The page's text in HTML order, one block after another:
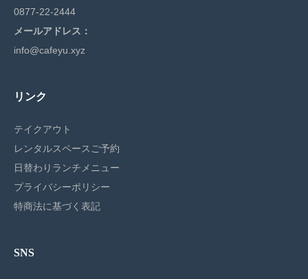
0877-22-2444
メールアドレス：
info@cafeyu.xyz
リンク
テイクアウト
レンタルスペースご予約
日替わりランチメニュー
プライバシーポリシー
特商法に基づく表記
SNS